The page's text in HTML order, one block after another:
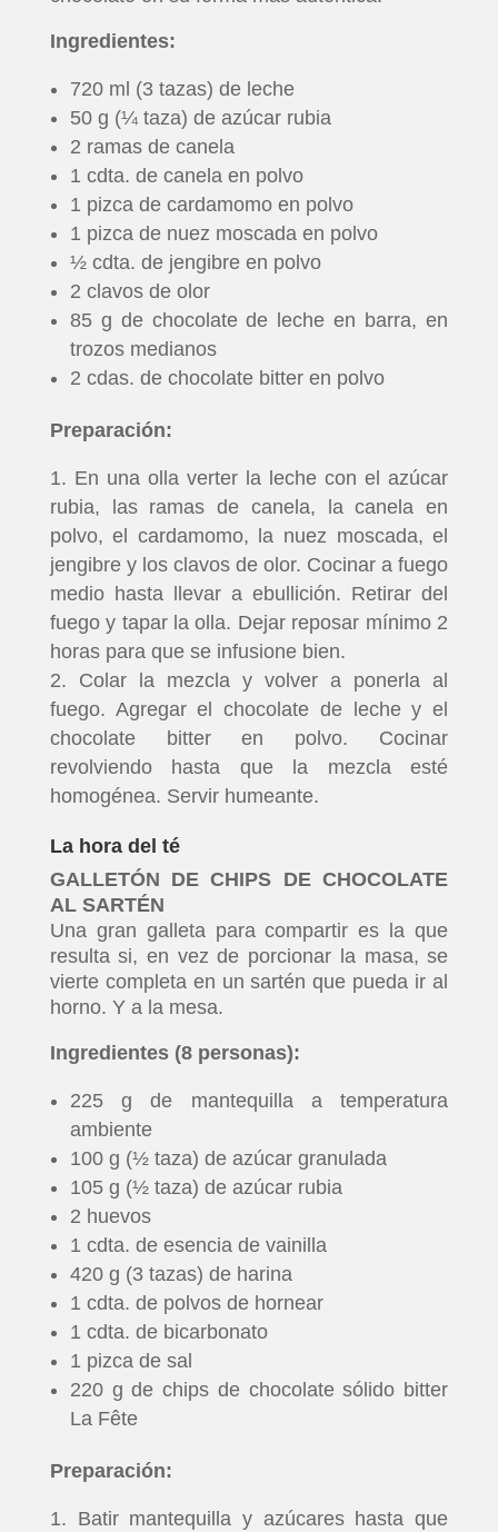
Ingredientes:
720 ml (3 tazas) de leche
50 g (¼ taza) de azúcar rubia
2 ramas de canela
1 cdta. de canela en polvo
1 pizca de cardamomo en polvo
1 pizca de nuez moscada en polvo
½ cdta. de jengibre en polvo
2 clavos de olor
85 g de chocolate de leche en barra, en
trozos medianos
2 cdas. de chocolate bitter en polvo
Preparación:
En una olla verter la leche con el azúcar
rubia, las ramas de canela, la canela en
polvo, el cardamomo, la nuez moscada, el
jengibre y los clavos de olor. Cocinar a fuego
medio hasta llevar a ebullición. Retirar del
fuego y tapar la olla. Dejar reposar mínimo 2
horas para que se infusione bien.
Colar la mezcla y volver a ponerla al
fuego. Agregar el chocolate de leche y el
chocolate bitter en polvo. Cocinar
revolviendo hasta que la mezcla esté
homogénea. Servir humeante.
La hora del té
GALLETÓN DE CHIPS DE CHOCOLATE
AL SARTÉN
Una gran galleta para compartir es la que
resulta si, en vez de porcionar la masa, se
vierte completa en un sartén que pueda ir al
horno. Y a la mesa.
Ingredientes (8 personas):
225 g de mantequilla a temperatura
ambiente
100 g (½ taza) de azúcar granulada
105 g (½ taza) de azúcar rubia
2 huevos
1 cdta. de esencia de vainilla
420 g (3 tazas) de harina
1 cdta. de polvos de hornear
1 cdta. de bicarbonato
1 pizca de sal
220 g de chips de chocolate sólido bitter
La Fête
Preparación:
Batir mantequilla y azúcares hasta que